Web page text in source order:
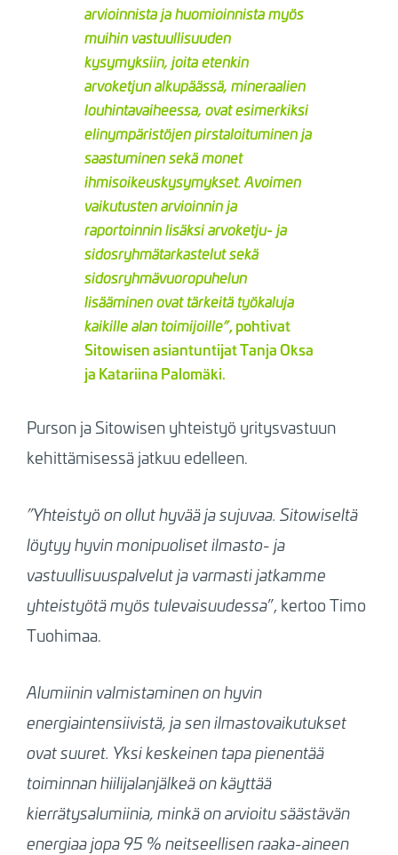
arvioinnista ja huomioinnista myös
muihin vastuullisuuden
kysymyksiin, joita etenkin
arvoketjun alkupäässä, mineraalien
louhintavaiheessa, ovat esimerkiksi
elinympäristöjen pirstaloituminen ja
saastuminen sekä monet
ihmisoikeuskysymykset. Avoimen
vaikutusten arvioinnin ja
raportoinnin lisäksi arvoketju- ja
sidosryhmätarkastelut sekä
sidosryhmävuoropuhelun
lisääminen ovat tärkeitä työkaluja
kaikille alan toimijoille”, pohtivat
Sitowisen asiantuntijat Tanja Oksa
ja Katariina Palomäki.
Purson ja Sitowisen yhteistyö yritysvastuun
kehittämisessä jatkuu edelleen.
”Yhteistyö on ollut hyvää ja sujuvaa. Sitowiseltä
löytyy hyvin monipuoliset ilmasto- ja
vastuullisuuspalvelut ja varmasti jatkamme
yhteistyötä myös tulevaisuudessa”, kertoo Timo
Tuohimaa.
Alumiinin valmistaminen on hyvin
energiaintensiivistä, ja sen ilmastovaikutukset
ovat suuret. Yksi keskeinen tapa pienentää
toiminnan hiilijalanjälkeä on käyttää
kierrätysalumiinia, minkä on arvioitu säästävän
energiaa jopa 95 % neitseellisen raaka-aineen